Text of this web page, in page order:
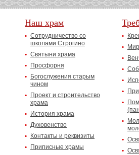
Наш храм
Сотрудничество со
школами Строгино
Святыни храма
Просфорня
Богослужения старым
чином
Проект и строительство
храма
История храма
Духовенство
Контакты и реквизиты
Приписные храмы